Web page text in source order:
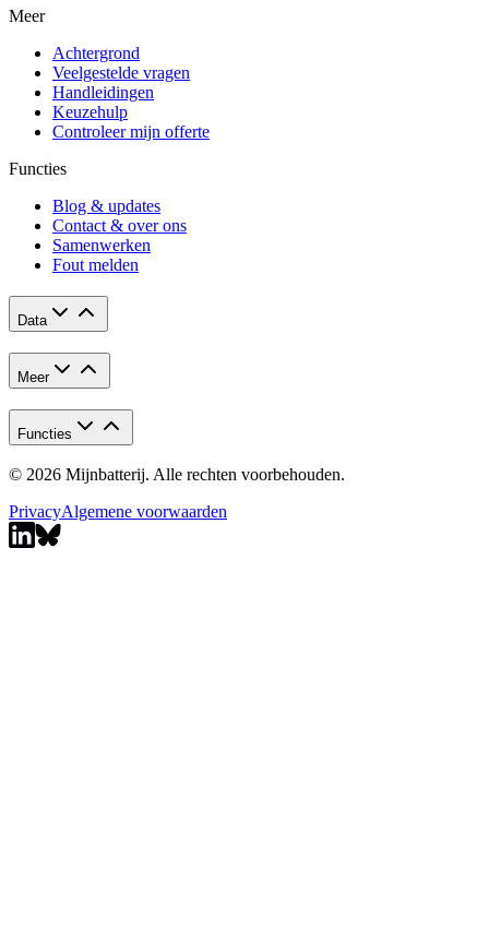
Meer
Achtergrond
Veelgestelde vragen
Handleidingen
Keuzehulp
Controleer mijn offerte
Functies
Blog & updates
Contact & over ons
Samenwerken
Fout melden
Data
Meer
Functies
© 2026 Mijnbatterij. Alle rechten voorbehouden.
PrivacyAlgemene voorwaarden